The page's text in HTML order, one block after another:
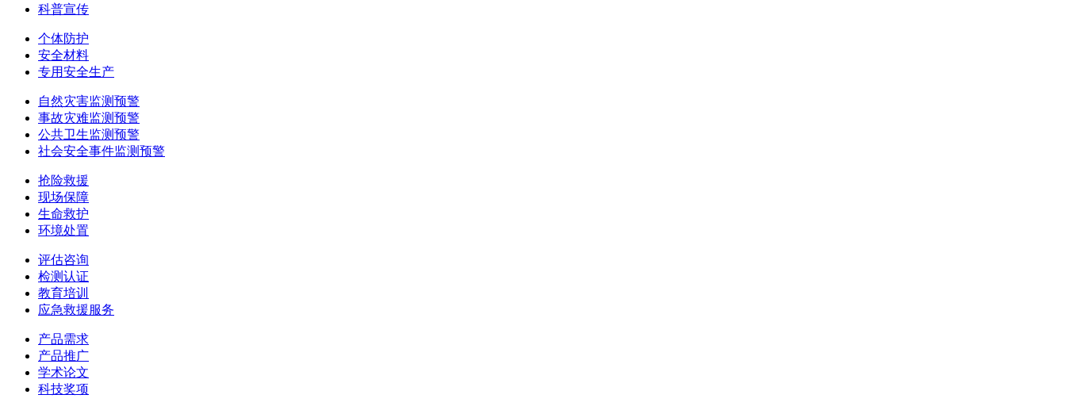
科普宣传
个体防护
安全材料
专用安全生产
自然灾害监测预警
事故灾难监测预警
公共卫生监测预警
社会安全事件监测预警
抢险救援
现场保障
生命救护
环境处置
评估咨询
检测认证
教育培训
应急救援服务
产品需求
产品推广
学术论文
科技奖项